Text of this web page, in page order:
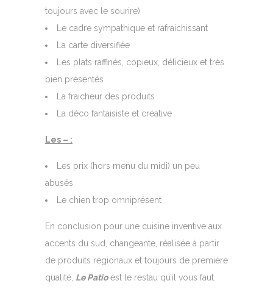
toujours avec le sourire)
Le cadre sympathique et rafraichissant
La carte diversifiée
Les plats raffinés, copieux, délicieux et très
bien présentés
La fraicheur des produits
La déco fantaisiste et créative
Les – :
Les prix (hors menu du midi) un peu
abusés
Le chien trop omniprésent
En conclusion pour une cuisine inventive aux
accents du sud, changeante, réalisée à partir
de produits régionaux et toujours de première
qualité, Le Patioest le restau qu’il vous faut.